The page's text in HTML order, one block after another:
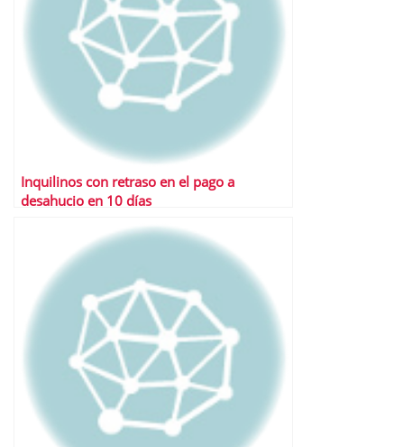
Inquilinos con retraso en el pago a
desahucio en 10 días